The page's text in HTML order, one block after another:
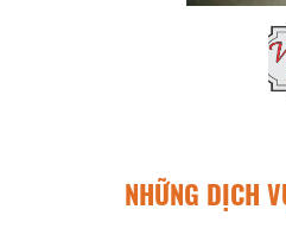
NHỮNG DỊCH